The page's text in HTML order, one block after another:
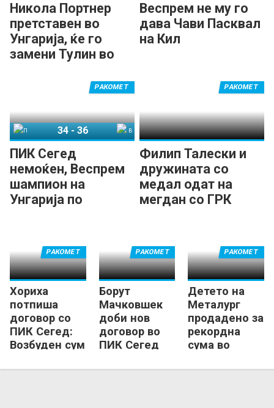
Никола Портнер
претставен во
Унгарија, ќе го
замени Тулин во
Веспрем не му го
дава Чави Пасквал
на Кил
ПИК Сегед
немоќен, Веспрем
шампион на
Унгарија по
РАКОМЕТ
34- 36
Филип Талески и
дружината со
медал одат на
мегдан со ГРК
РАКОМЕТ
Хориха
потпиша
договор со
ПИК Сегед:
Возбуден сум
РАКОМЕТ
Борут
Мачковшек
доби нов
договор во
ПИК Сегед
РАКОМЕТ
Детето на
Металург
продадено за
рекордна
сума во
РАКОМЕТ